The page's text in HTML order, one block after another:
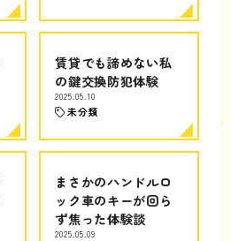
賃貸でも諦めない私
の鍵交換防犯体験
2025.05.10
未分類
まさかのハンドルロ
ック車のキーが回ら
ず焦った体験談
2025.05.09